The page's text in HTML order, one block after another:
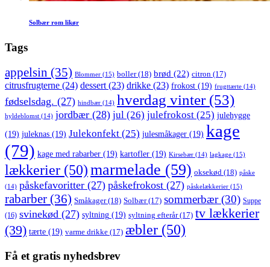
Solbær rom likør
Tags
appelsin (35) Blommer (15) boller(18) brød (22) citron (17)
citrusfrugterne (24) dessert (23) drikke (23) frokost (19) frugttærte (14)
fødselsdag. (27) hindbær (14) hverdag vinter(53)
hyldeblomst (14) jordbær (28) jul (26) julefrokost (25) julehygge
(19) juleknas (19) Julekonfekt (25) julesmåkager (19) kage
(79) kage med rabarber (19) kartofler (19) Kirsebær (14) lagkage (15)
lækkerier (50)marmelade (59) oksekød (18) påske
(14) påskefavoritter (27) påskefrokost (27) påskelækkerier (15)
rabarber (36) Småkager(18) Solbær(17) sommerbær(30) Suppe
(16) svinekød (27) syltning (19) syltning efterår(17) tv lækkerier
(39) tærte (19) varme drikke (17) æbler (50)
Få et gratis nyhedsbrev